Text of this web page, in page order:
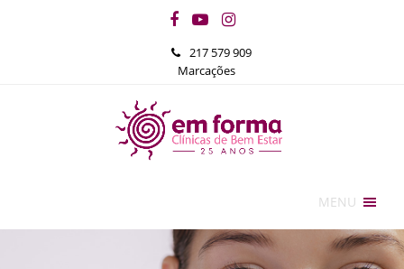
Facebook
YouTubeInstagram
217 579 909
Marcações
MENU